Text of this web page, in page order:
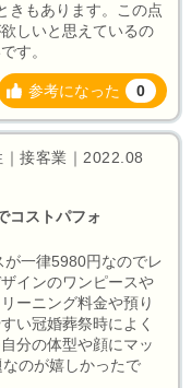
きもあります。この点
しいと思えているの
す。
参考になった 0
接客業｜2022.08
コストパフォ
一律5980円なのでレ
インのワンピースや
ーニング料金や預り
い冠婚葬祭時によく
分の体型や顔にマッ
のが嬉しかったで